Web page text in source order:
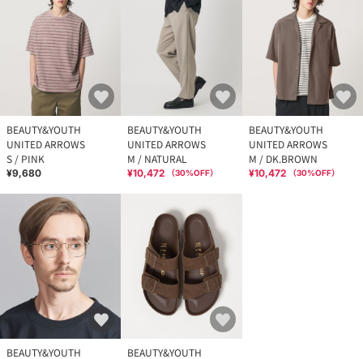
BEAUTY&YOUTH
UNITED ARROWS
S / PINK
¥9,680
BEAUTY&YOUTH
UNITED ARROWS
M / NATURAL
¥10,472 （30%OFF）
BEAUTY&YOUTH
UNITED ARROWS
M / DK.BROWN
¥10,472 （30%OFF）
BEAUTY&YOUTH BEAUTY&YOUTH